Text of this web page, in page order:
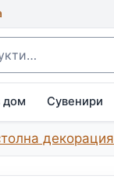
дом Сувенири
декорация